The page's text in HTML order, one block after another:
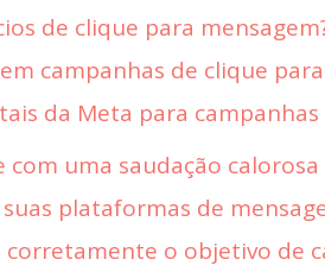
de clique para
campanhas de clique
da Meta para
com uma saudação calorosa
plataformas de
corretamente o objetivo de